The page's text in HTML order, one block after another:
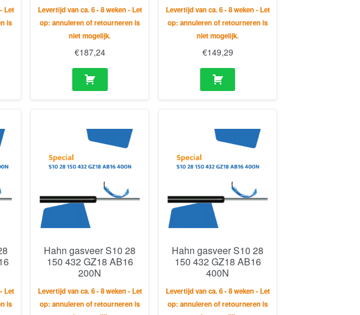
Let
is
Levertijd van ca. 6 - 8 weken - Let
op: annuleren of retourneren is
niet mogelijk.
€187,24
Levertijd van ca. 6 - 8 weken - Let
op: annuleren of retourneren is
niet mogelijk.
€149,29
Let
is
Hahn gasveer S10 28
150 432 GZ18 AB16
200N
Levertijd van ca. 6 - 8 weken - Let
op: annuleren of retourneren is
Hahn gasveer S10 28
150 432 GZ18 AB16
400N
Levertijd van ca. 6 - 8 weken - Let
op: annuleren of retourneren is